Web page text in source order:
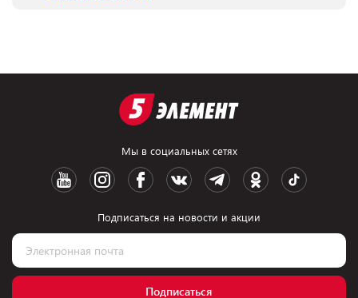
Мы в социальных сетях
Подписаться на новости и акции
Подписаться